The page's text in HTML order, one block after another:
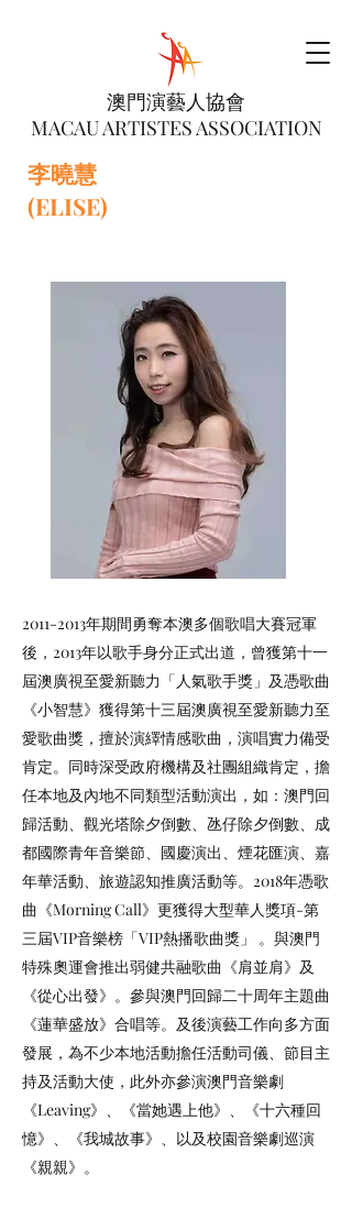
澳門演藝人協會
MACAU ARTISTES ASSOCIATION
李曉慧
(ELISE)
2011-2013年期間勇奪本澳多個歌唱大賽冠軍
後，2013年以歌手身分正式出道，曾獲第十一
屆澳廣視至愛新聽力「人氣歌手獎」及憑歌曲
《小智慧》獲得第十三屆澳廣視至愛新聽力至
愛歌曲獎，擅於演繹情感歌曲，演唱實力備受
肯定。同時深受政府機構及社團組織肯定，擔
任本地及內地不同類型活動演出，如：澳門回
歸活動、觀光塔除夕倒數、氹仔除夕倒數、成
都國際青年音樂節、國慶演出、煙花匯演、嘉
年華活動、旅遊認知推廣活動等。2018年憑歌
曲《Morning Call》更獲得大型華人獎項-第
三屆VIP音樂榜「VIP熱播歌曲獎」 。與澳門
特殊奧運會推出弱健共融歌曲《肩並肩》及
《從心出發》。參與澳門回歸二十周年主題曲
《蓮華盛放》合唱等。及後演藝工作向多方面
發展，為不少本地活動擔任活動司儀、節目主
持及活動大使，此外亦參演澳門音樂劇
《Leaving》、《當她遇上他》、《十六種回
憶》、《我城故事》、以及校園音樂劇巡演
《親親》。